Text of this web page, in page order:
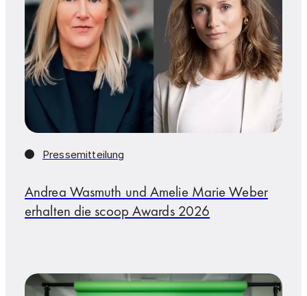
Pressemitteilung
Andrea Wasmuth und Amelie Marie Weber
erhalten die scoop Awards 2026